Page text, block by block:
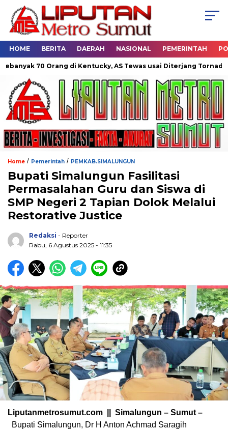
HOME BERITA DAERAH NASIONAL PEMERINTAH
Orang di Kentucky, AS Tewas usai Diterjang Tornado Dahsyat
Home / Pemerintah / PEMKAB.SIMALUNGUN
Bupati Simalungun Fasilitasi
Permasalahan Guru dan Siswa di
SMP Negeri 2 Tapian Dolok Melalui
Restorative Justice
Redaksi - Reporter
Rabu, 6 Agustus 2025 - 11:35
Liputanmetrosumut.com || Simalungun – Sumut –
Bupati Simalungun, Dr H Anton Achmad Saragih